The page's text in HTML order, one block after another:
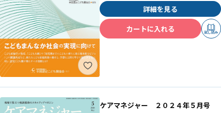
詳細を見る
カートに入れる
試し読み
ケアマネジャー ２０２４年５月号